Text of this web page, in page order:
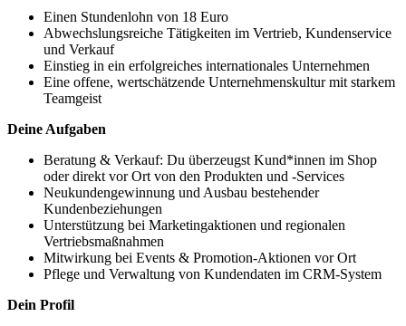
Einen Stundenlohn von 18 Euro
Abwechslungsreiche Tätigkeiten im Vertrieb, Kundenservice
und Verkauf
Einstieg in ein erfolgreiches internationales Unternehmen
Eine offene, wertschätzende Unternehmenskultur mit starkem
Teamgeist
Deine Aufgaben
Beratung & Verkauf: Du überzeugst Kund*innen im Shop
oder direkt vor Ort von den Produkten und -Services
Neukundengewinnung und Ausbau bestehender
Kundenbeziehungen
Unterstützung bei Marketingaktionen und regionalen
Vertriebsmaßnahmen
Mitwirkung bei Events & Promotion-Aktionen vor Ort
Pflege und Verwaltung von Kundendaten im CRM-System
Dein Profil